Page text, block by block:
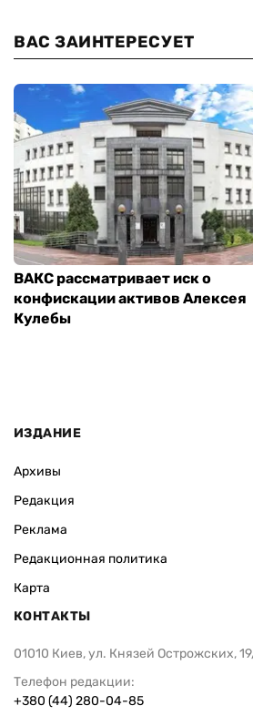
ВАС ЗАИНТЕРЕСУЕТ
ВАКС рассматривает иск о
конфискации активов Алексея
Кулебы
ИЗДАНИЕ
Архивы
Редакция
Реклама
Редакционная политика
Карта
КОНТАКТЫ
01010 Киев, ул. Князей Острожских,
Телефон редакции:
+380 (44) 280-04-85